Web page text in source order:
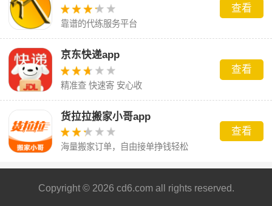
靠谱的代练服务平台
查看
京东快递app
精准查 快速寄 安心收
查看
货拉拉搬家小哥app
海量搬家订单，自由接单挣钱轻松
查看
Copyright © 2026 cd6.com all rights reserved.